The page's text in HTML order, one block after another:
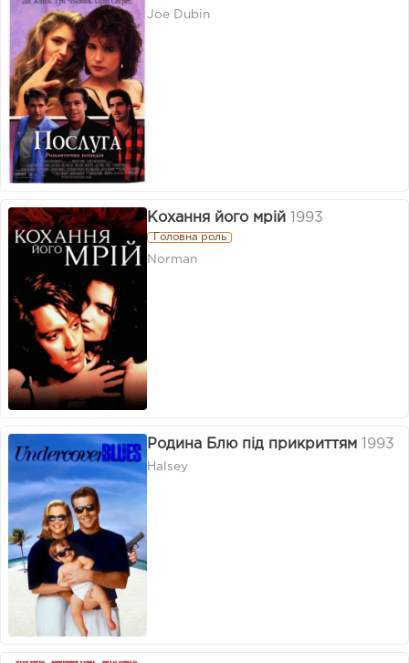
Joe Dubin
Кохання його мрій 1993
Головна роль
Norman
Родина Блю під прикриттям 1993
Halsey